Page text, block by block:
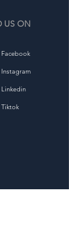
US ON
Facebook
Instagram
Linkedin
Tiktok